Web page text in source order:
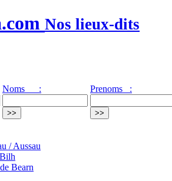
Nos lieux-dits
Noms : Prenoms :
/ Aussau
Bearn